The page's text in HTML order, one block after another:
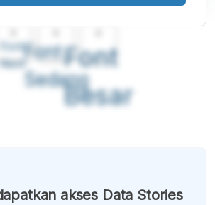
Font
Kecil
Font
Sedang
Font
Besar
akses Data Stories